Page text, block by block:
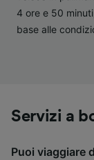
4 ore e 50
base alle
Servizi a
Puoi viaggiare